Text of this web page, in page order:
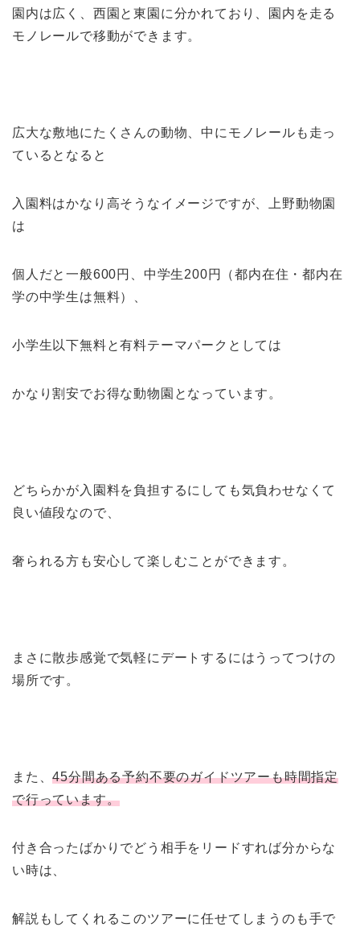
園内は広く、西園と東園に分かれており、園内を走る
モノレールで移動ができます。
広大な敷地にたくさんの動物、中にモノレールも走っ
ているとなると
入園料はかなり高そうなイメージですが、上野動物園
は
個人だと一般600円、中学生200円（都内在住・都内在
学の中学生は無料）、
小学生以下無料と有料テーマパークとしては
かなり割安でお得な動物園となっています。
どちらかが入園料を負担するにしても気負わせなくて
良い値段なので、
奢られる方も安心して楽しむことができます。
まさに散歩感覚で気軽にデートするにはうってつけの
場所です。
また、45分間ある予約不要のガイドツアーも時間指定
で行っています。
付き合ったばかりでどう相手をリードすれば分からな
い時は、
解説もしてくれるこのツアーに任せてしまうのも手で